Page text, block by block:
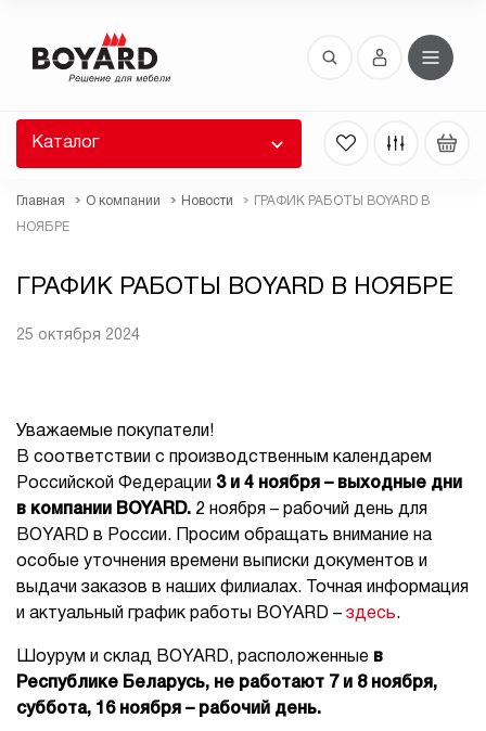
Каталог
Главная О компании Новости ГРАФИК РАБОТЫ BOYARD В
НОЯБРЕ
ГРАФИК РАБОТЫ BOYARD В НОЯБРЕ
25 октября 2024
Уважаемые покупатели!
В соответствии с производственным календарем
Российской Федерации 3 и 4 ноября – выходные дни
в компании BOYARD. 2 ноября – рабочий день для
BOYARD в России. Просим обращать внимание на
особые уточнения времени выписки документов и
выдачи заказов в наших филиалах. Точная информация
и актуальный график работы BOYARD – здесь.
Шоурум и склад BOYARD, расположенные в
Республике Беларусь, не работают 7 и 8 ноября,
суббота, 16 ноября – рабочий день.
Восстановление пароля
высланы вам по E-Mail.
ссылку для восстановления